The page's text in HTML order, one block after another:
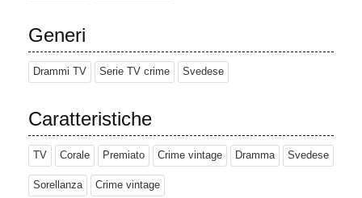
Generi
Drammi TV Serie TV crime Svedese
Caratteristiche
TV Corale Premiato Crime vintage Dramma Svedese
Sorellanza Crime vintage